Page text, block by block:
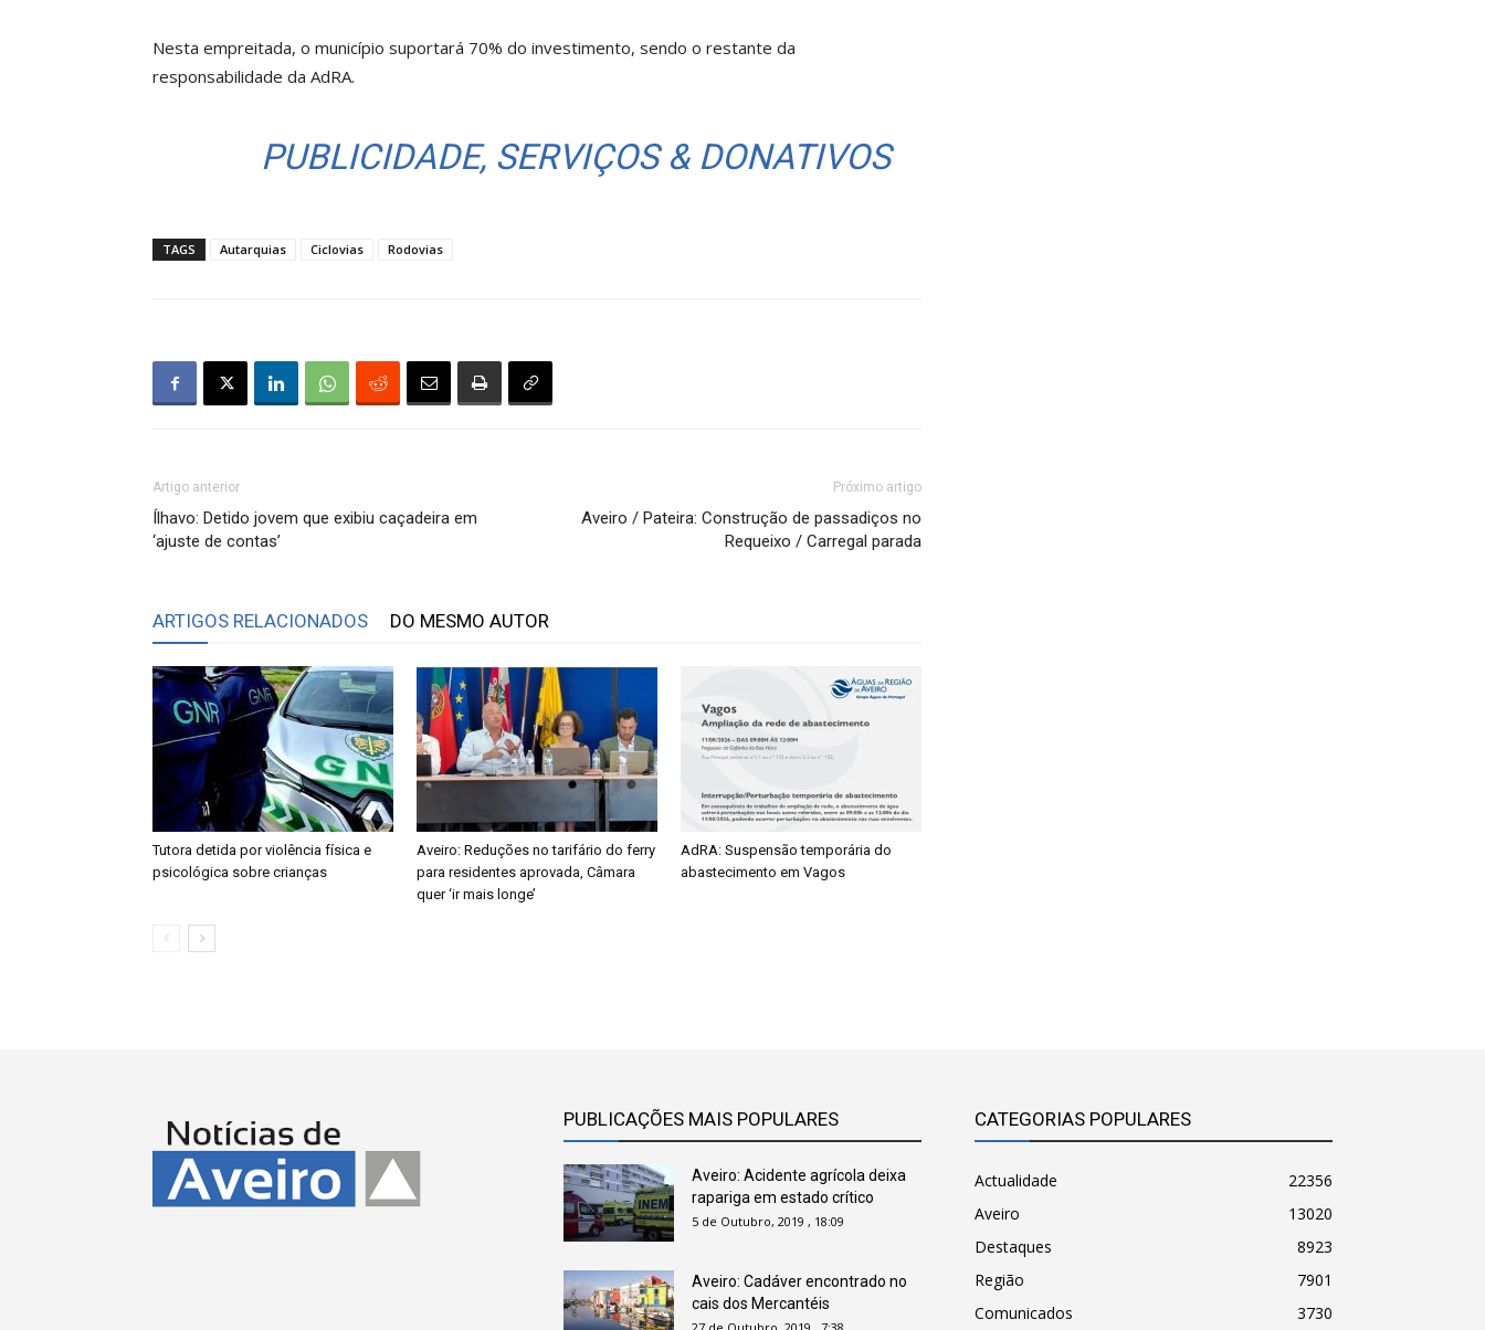
Nesta empreitada, o município suportará 70% do investimento, sendo o restante da
responsabilidade da AdRA.
PUBLICIDADE, SERVIÇOS & DONATIVOS
TAGS Autarquias Ciclovias Rodovias
Artigo anterior
Ílhavo: Detido jovem que exibiu caçadeira em
‘ajuste de contas’
Próximo artigo
Aveiro / Pateira: Construção de passadiços no
Requeixo / Carregal parada
ARTIGOS RELACIONADOS DO MESMO AUTOR
Tutora detida por violência física e
psicológica sobre crianças
Aveiro: Reduções no tarifário do ferry
para residentes aprovada, Câmara
quer ‘ir mais longe’
AdRA: Suspensão temporária do
abastecimento em Vagos
PUBLICAÇÕES MAIS POPULARES
Aveiro: Acidente agrícola deixa
rapariga em estado crítico
5 de Outubro, 2019 , 18:09
Aveiro: Cadáver encontrado no
cais dos Mercantéis
CATEGORIAS POPULARES
Actualidade
22356
Aveiro
13020
Destaques
8923
Região
7901
Comunicados
3730